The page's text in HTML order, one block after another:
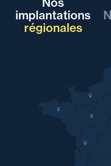
implantations
régionales